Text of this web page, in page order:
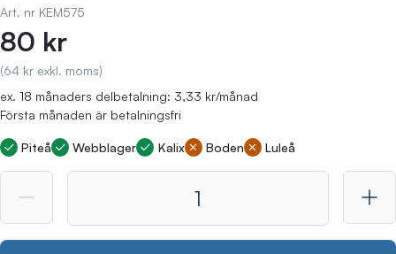
Art. nr KEM575
80 kr
(64 kr exkl. moms)
ex. 18 månaders delbetalning: 3,33 kr/månad
Första månaden är betalningsfri
Piteå Webblager Kalix Boden Luleå